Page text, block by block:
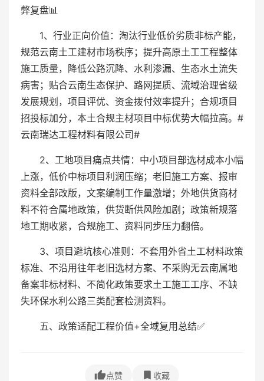
弊复盘📊
1、行业正向价值：淘汰行业低价劣质非标产能，
规范云南土工建材市场秩序；提升高原土工工程整体
施工质量，降低公路沉降、水利渗漏、生态水土流失
病害；贴合云南生态保护、路网提质、流域治理省级
发展规划，项目评优、资金拨付效率提升；合规项目
招投标加分，本土合规主材项目中标优势大幅拉高。#
云南瑞达工程材料有限公司#
2、工地项目痛点共情：中小项目部选材成本小幅
上涨，低价中标项目利润压缩；老旧施工方案、报审
资料全部改版，文案编制工作量激增；外地供货商材
料不符合属地政策，供货断供风险加剧；政策新规落
地工期收紧，合规施工、资料同步压力翻倍。
3、项目避坑核心准则：不套用外省土工材料政策
标准、不沿用往年老旧选材方案、不采购无云南属地
备案非标材料、不简化政策要求土工施工工序、不缺
失环保水利公路三类配套检测资料。
五、政策适配工程价值+全域复用总结✅
点赞 收藏